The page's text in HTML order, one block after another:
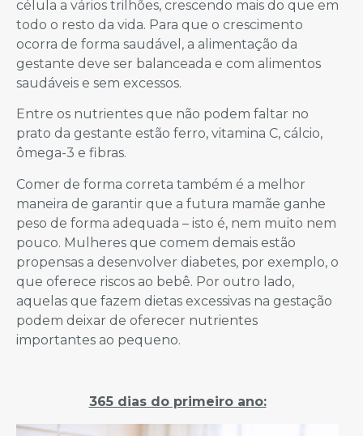
célula a vários trilhões, crescendo mais do que em
todo o resto da vida. Para que o crescimento
ocorra de forma saudável, a alimentação da
gestante deve ser balanceada e com alimentos
saudáveis e sem excessos.
Entre os nutrientes que não podem faltar no
prato da gestante estão ferro, vitamina C, cálcio,
ômega-3 e fibras.
Comer de forma correta também é a melhor
maneira de garantir que a futura mamãe ganhe
peso de forma adequada – isto é, nem muito nem
pouco. Mulheres que comem demais estão
propensas a desenvolver diabetes, por exemplo, o
que oferece riscos ao bebê. Por outro lado,
aquelas que fazem dietas excessivas na gestação
podem deixar de oferecer nutrientes
importantes ao pequeno.
365 dias do primeiro ano: